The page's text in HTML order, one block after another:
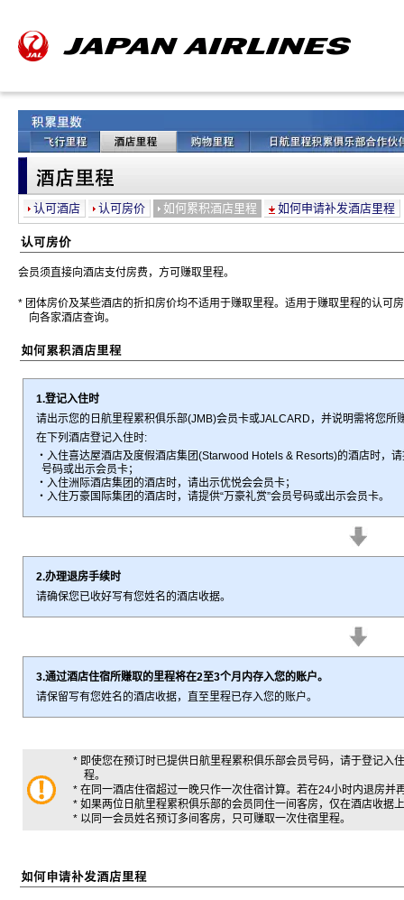
认可酒店 认可房价 如何累积酒店里程 如何申请补发酒店里程
会员须直接向酒店支付房费，方可赚取里程。
* 团体房价及某些酒店的折扣房价均不适用于赚取里程。适用于赚取里程的认可
向各家酒店查询。
1.登记入住时
请出示您的日航里程累积俱乐部(JMB)会员卡或JALCARD，并说明需将您所
在下列酒店登记入住时:
・入住喜达屋酒店及度假酒店集团(Starwood Hotels & Resorts)的酒店时，
号码或出示会员卡；
・入住洲际酒店集团的酒店时，请出示优悦会会员卡；
・入住万豪国际集团的酒店时，请提供“万豪礼赏”会员号码或出示会员卡。
2.办理退房手续时
请确保您已收好写有您姓名的酒店收据。
3.通过酒店住宿所赚取的里程将在2至3个月内存入您的账户。
请保留写有您姓名的酒店收据，直至里程已存入您的账户。
* 即使您在预订时已提供日航里程累积俱乐部会员号码，请于登记入
程。
* 在同一酒店住宿超过一晚只作一次住宿计算。若在24小时内退房并
* 如果两位日航里程累积俱乐部的会员同住一间客房，仅在酒店收据
* 以同一会员姓名预订多间客房，只可赚取一次住宿里程。